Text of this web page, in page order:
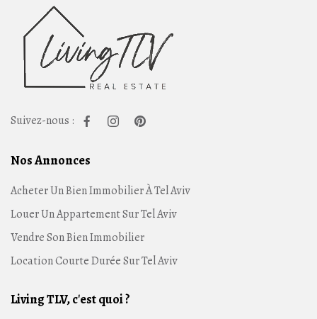
Suivez-nous :
Nos Annonces
Acheter Un Bien Immobilier À Tel Aviv
Louer Un Appartement Sur Tel Aviv
Vendre Son Bien Immobilier
Location Courte Durée Sur Tel Aviv
Living TLV, c'est quoi ?